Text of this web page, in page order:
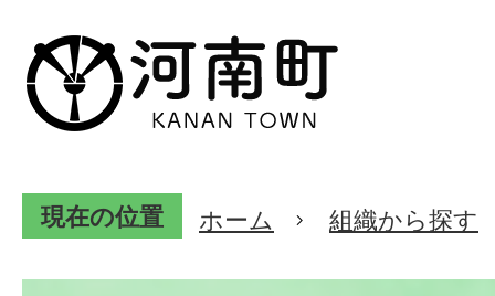
現在の位置 ホーム 組織から探す